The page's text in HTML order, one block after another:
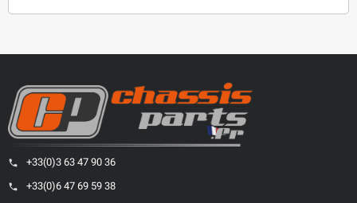
phone +33(0)3 63 47 90 36
phone +33(0)6 47 69 59 38